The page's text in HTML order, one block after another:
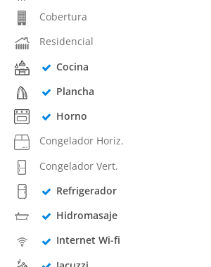
Cobertura
Residencial
Cocina
Plancha
Horno
Congelador Horiz.
Congelador Vert.
Refrigerador
Hidromasaje
Internet Wi-fi